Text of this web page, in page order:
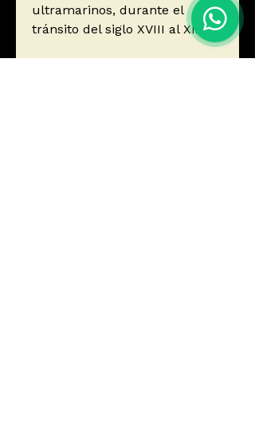
ultramarinos, durante el
tránsito del siglo XVIII al XIX.